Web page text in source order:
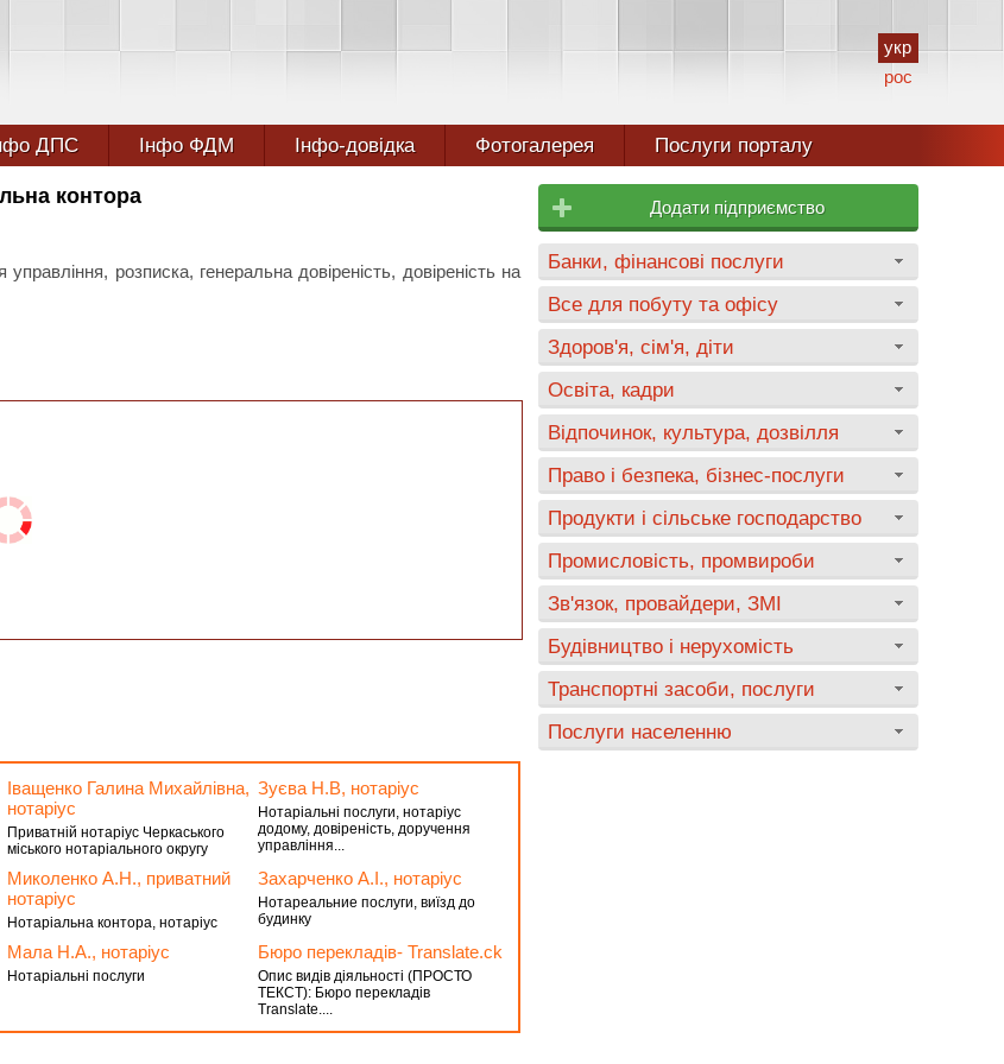
укр
рос
ДПС Інфо ФДМ Інфо-довідка Фотогалерея Послуги порталу
контора
розписка, генеральна довіреність, довіреність на
Іващенко Галина Михайлівна,
нотаріус
Приватній нотаріус Черкаського
міського нотаріального округу
Зуєва Н.В, нотаріус
Нотаріальні послуги, нотаріус
додому, довіреність, доручення
управління...
Миколенко А.Н., приватний
нотаріус
Нотаріальна контора, нотаріус
Захарченко А.І., нотаріус
Нотареальние послуги, виїзд до
будинку
Мала Н.А., нотаріус
Нотаріальні послуги
Бюро перекладів- Translate.ck
Опис видів діяльності (ПРОСТО
ТЕКСТ): Бюро перекладів
Translate....
Додати підприємство
Банки, фінансові послуги
Все для побуту та офісу
Здоров'я, сім'я, діти
Освіта, кадри
Відпочинок, культура, дозвілля
Право і безпека, бізнес-послуги
Продукти і сільське господарство
Промисловість, промвироби
Зв'язок, провайдери, ЗМІ
Будівництво і нерухомість
Транспортні засоби, послуги
Послуги населенню